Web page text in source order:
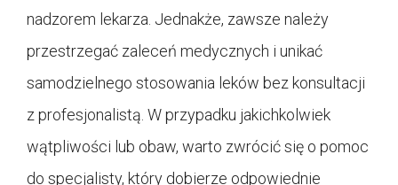
nadzorem lekarza. Jednakże, zawsze należy
przestrzegać zaleceń medycznych i unikać
samodzielnego stosowania leków bez konsultacji
z profesjonalistą. W przypadku jakichkolwiek
wątpliwości lub obaw, warto zwrócić się o pomoc
do specjalisty, który dobierze odpowiednie